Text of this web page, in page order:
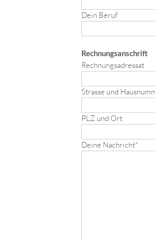
Dein Beruf
Rechnungsanschrift
Rechnungsadressat
Strasse und
PLZ und Ort
Deine Nachricht*